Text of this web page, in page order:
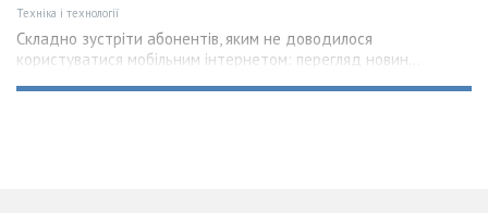
Техніка і технології
Складно зустріти абонентів, яким не доводилося
користуватися мобільним інтернетом: перегляд новин...